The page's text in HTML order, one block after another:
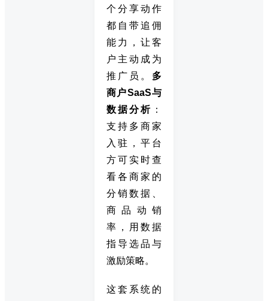
个分享动作
都自带追佣
能力，让客
户主动成为
推广员。 多
商户SaaS与
数据分析 ：
支持多商家
入驻，平台
方可实时查
看各商家的
分销数据、
商品动销
率，用数据
指导选品与
激励策略。
这套系统的